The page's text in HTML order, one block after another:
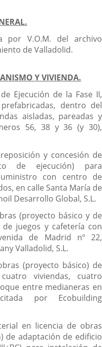
por V.O.M. del archivo
de Valladolid.
Y VIVIENDA.
Ejecución de la Fase II,
dentro del
aisladas, pareadas y
56, 38 y 36 (y 30),
y concesión de
de ejecución) para
con centro de
en calle Santa María de
Desarrollo Global, S.L.
(proyecto básico y de
juegos y cafetería con
de Madrid nº 22,
Valladolid, S.L.
(proyecto básico) de
viviendas, cuatro
entre medianeras en
por Ecobuilding
en licencia de obras
de adaptación de edificio